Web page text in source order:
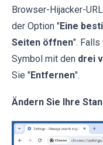
Browser-Hijacker-URL
der Option "Eine
Seiten öffnen". Falls
Symbol mit den drei
Sie "Entfernen".
Ändern Sie Ihre